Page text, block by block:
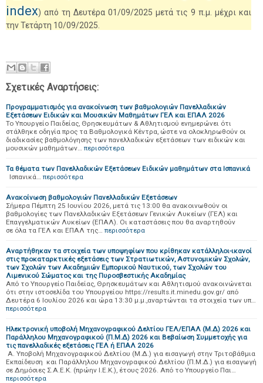
index) από τη Δευτέρα 01/09/2025 μετά τις 9 π.μ. μέχρι και
την Τετάρτη 10/09/2025.
Σχετικές Αναρτήσεις:
Προγραμματισμός για ανακοίνωση των βαθμολογιών Πανελλαδικών
Εξετάσεων Ειδικών και Μουσικών Μαθημάτων ΓΕΛ και ΕΠΑΛ 2026
Το Υπουργείο Παιδείας, Θρησκευμάτων & Αθλητισμού ενημερώνει ότι
στάλθηκε οδηγία προς τα Βαθμολογικά Κέντρα, ώστε να ολοκληρωθούν οι
διαδικασίες βαθμολόγησης των πανελλαδικών εξετάσεων των ειδικών και
μουσικών μαθημάτων… περισσότερα
Τα θέματα των Πανελλαδικών Εξετάσεων Ειδικών μαθημάτων στα Ισπανικά
Ισπανικά… περισσότερα
Ανακοίνωση βαθμολογιών Πανελλαδικών Εξετάσεων
Σήμερα Πέμπτη 25 Ιουνίου 2026, μετά τις 13:00 θα ανακοινωθούν οι
βαθμολογίες των Πανελλαδικών Εξετάσεων Γενικών Λυκείων (ΓΕΛ) και
Επαγγελματικών Λυκείων (ΕΠΑΛ). Οι καταστάσεις που θα αναρτηθούν
σε όλα τα ΓΕΛ και ΕΠΑΛ της… περισσότερα
Αναρτήθηκαν τα στοιχεία των υποψηφίων που κρίθηκαν κατάλληλοι-ικανοί
στις προκαταρκτικές εξετάσεις των Στρατιωτικών, Αστυνομικών Σχολών,
των Σχολών των Ακαδημιών Εμπορικού Ναυτικού, των Σχολών του
Λιμενικού Σώματος και της Πυροσβεστικής Ακαδημίας
Από το Υπουργείο Παιδείας, Θρησκευμάτων και Αθλητισμού ανακοινώνεται
ότι στην ιστοσελίδα του Υπουργείου https://results.it.minedu.gov.gr/ από
Δευτέρα 6 Ιουλίου 2026 και ώρα 13:30 μ.μ.,αναρτώνται τα στοιχεία των υπ…
περισσότερα
Ηλεκτρονική υποβολή Μηχανογραφικού Δελτίου ΓΕΛ/ΕΠΑΛ (Μ.Δ) 2026 και
Παράλληλου Μηχανογραφικού (Π.Μ.Δ) 2026 και Βεβαίωση Συμμετοχής για
τις πανελλαδικές εξετάσεις ΓΕΛ ή ΕΠΑΛ 2026
Α. Υποβολή Μηχανογραφικού Δελτίου (Μ.Δ.) για εισαγωγή στην Τριτοβάθμια
Εκπαίδευση και Παράλληλου Μηχανογραφικού Δελτίου (Π.Μ.Δ.) για εισαγωγή
σε Δημόσιες Σ.Α.Ε.Κ. (πρώην Ι.Ε.Κ.), έτους 2026. Από το Υπουργείο Παι…
περισσότερα